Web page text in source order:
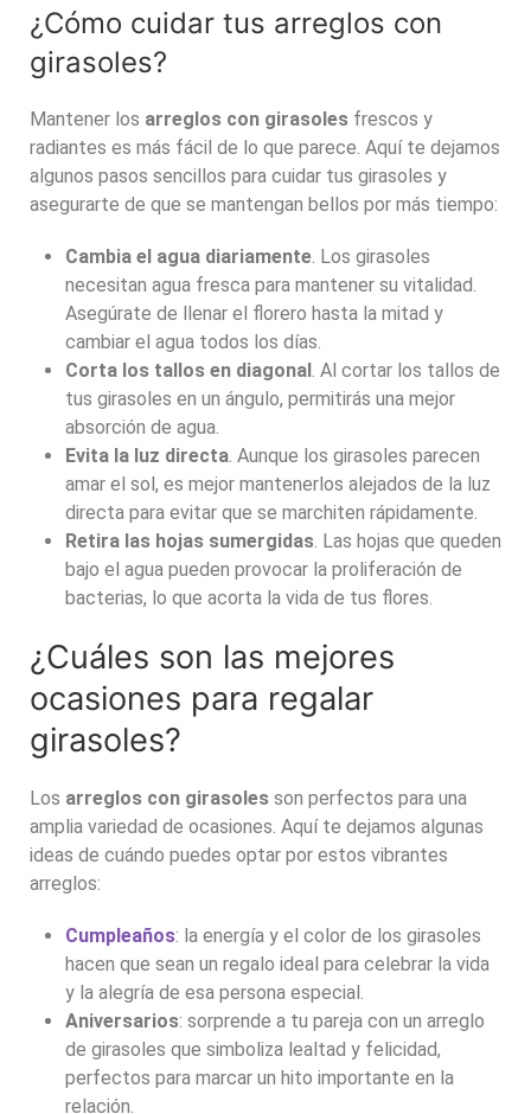
¿Cómo cuidar tus arreglos con
girasoles?
Mantener los arreglos con girasoles frescos y
radiantes es más fácil de lo que parece. Aquí te dejamos
algunos pasos sencillos para cuidar tus girasoles y
asegurarte de que se mantengan bellos por más tiempo:
Cambia el agua diariamente . Los girasoles
necesitan agua fresca para mantener su vitalidad.
Asegúrate de llenar el florero hasta la mitad y
cambiar el agua todos los días.
Corta los tallos en diagonal . Al cortar los tallos de
tus girasoles en un ángulo, permitirás una mejor
absorción de agua.
Evita la luz directa . Aunque los girasoles parecen
amar el sol, es mejor mantenerlos alejados de la luz
directa para evitar que se marchiten rápidamente.
Retira las hojas sumergidas . Las hojas que queden
bajo el agua pueden provocar la proliferación de
bacterias, lo que acorta la vida de tus flores.
¿Cuáles son las mejores
ocasiones para regalar
girasoles?
Los arreglos con girasoles son perfectos para una
amplia variedad de ocasiones. Aquí te dejamos algunas
ideas de cuándo puedes optar por estos vibrantes
arreglos:
Cumpleaños: la energía y el color de los girasoles
hacen que sean un regalo ideal para celebrar la vida
y la alegría de esa persona especial.
Aniversarios: sorprende a tu pareja con un arreglo
de girasoles que simboliza lealtad y felicidad,
perfectos para marcar un hito importante en la
relación.